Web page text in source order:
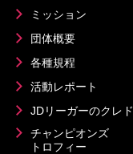
ミッション
団体概要
各種規程
活動レポート
JDリーガーのクレド
チャンピオンズ
トロフィー